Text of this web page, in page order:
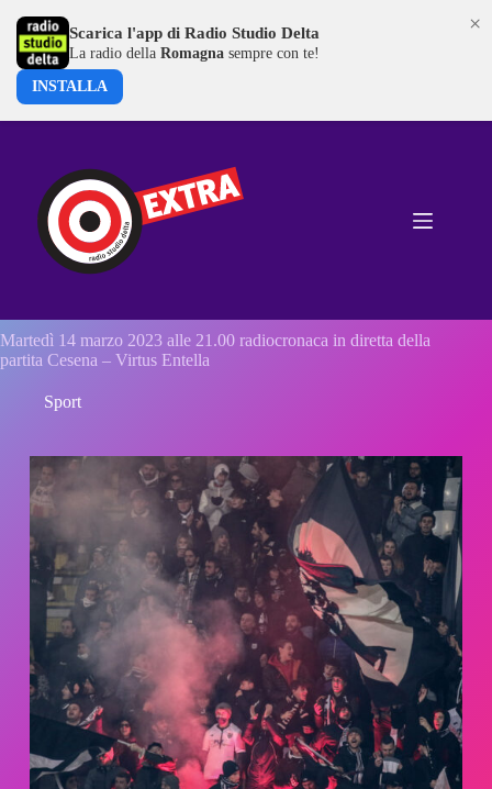
Martedì 14 marzo 2023 alle 21.00 radiocronaca in diretta della
partita Cesena – Virtus Entella
Sport
×
Scarica l'app di Radio Studio Delta
La radio della Romagna sempre con te!
INSTALLA